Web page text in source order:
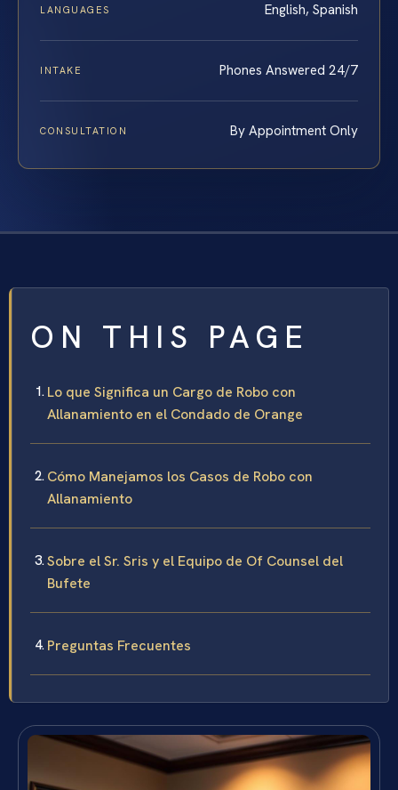
LANGUAGES English, Spanish
INTAKE Phones Answered 24/7
CONSULTATION By Appointment Only
ON THIS PAGE
Lo que Significa un Cargo de Robo con
Allanamiento en el Condado de Orange
Cómo Manejamos los Casos de Robo con
Allanamiento
Sobre el Sr. Sris y el Equipo de Of Counsel del
Bufete
Preguntas Frecuentes